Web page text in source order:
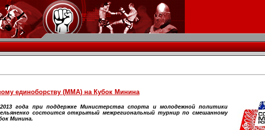
единоборству (ММА) на Кубок Минина
года при поддержке Министерства спорта и молодежной политики
состоится открытый межрегиональный турнир по смешанному
Минина.